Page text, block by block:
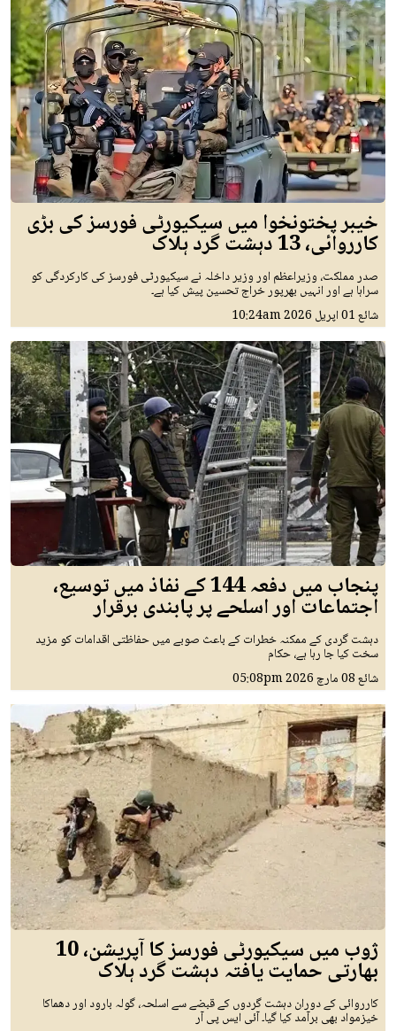
خیبر پختونخوا میں سیکیورٹی فورسز کی بڑی
کارروائی، 13 دہشت گرد ہلاک
صدر مملکت، وزیراعظم اور وزیر داخلہ نے سیکیورٹی فورسز کی کارکردگی کو
سراہا ہے اور انہیں بھرپور خراج تحسین پیش کیا ہے۔
شائع01 اپريل 2026 10:24am
پنجاب میں دفعہ 144 کے نفاذ میں توسیع،
اجتماعات اور اسلحے پر پابندی برقرار
دہشت گردی کے ممکنہ خطرات کے باعث صوبے میں حفاظتی اقدامات کو مزید
سخت کیا جا رہا ہے، حکام
شائع08 مارچ 2026 05:08pm
ژوب میں سیکیورٹی فورسز کا آپریشن، 10
بھارتی حمایت یافتہ دہشت گرد ہلاک
کارروائی کے دوران دہشت گردوں کے قبضے سے اسلحہ، گولہ بارود اور دھماکا
خیزمواد بھی برآمد کیا گیا۔ آئی ایس پی آر